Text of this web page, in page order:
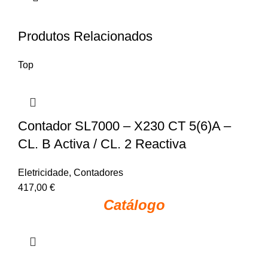
Produtos Relacionados
Top
Contador SL7000 – X230 CT 5(6)A –
CL. B Activa / CL. 2 Reactiva
Eletricidade, Contadores
417,00 €
Catálogo